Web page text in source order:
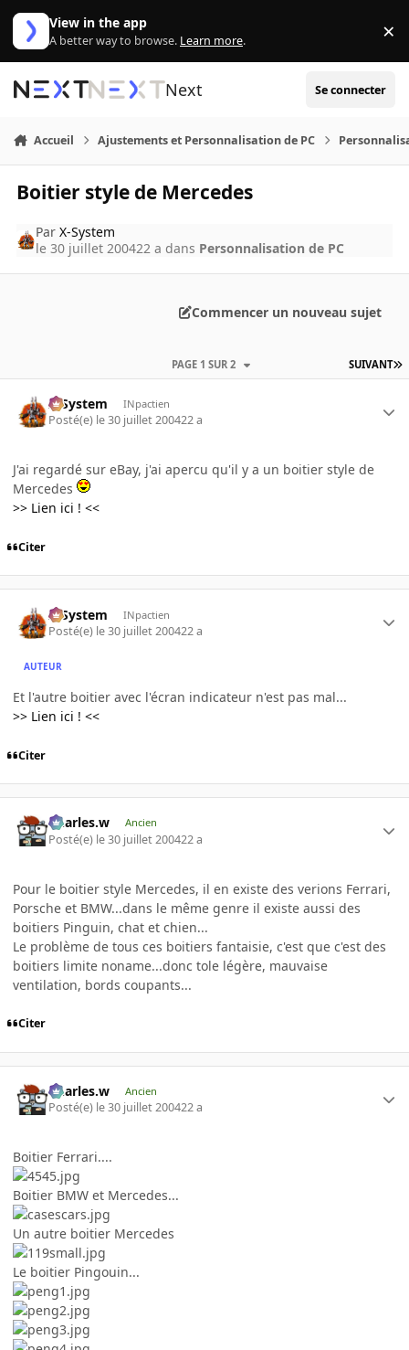
Aller au contenu
View in the app
A better way to browse. Learn more. ×
Next Se connecter
Accueil Ajustements et Personnalisation de PC
Boitier style de Mercedes
ParX-System
le 30 juillet 200422 a dans Personnalisation de PC
Commencer un nouveau sujet
SUIVANT
PAGE 1 SUR 2
X-System INpactien
Posté(e) le 30 juillet 200422 a
J'ai regardé sur eBay, j'ai apercu qu'il y a un boitier style de
Mercedes
>> Lien ici ! <<
Citer
X-System INpactien
Posté(e) le 30 juillet 200422 a
AUTEUR
Et l'autre boitier avec l'écran indicateur n'est pas mal...
>> Lien ici ! <<
Citer
Charles.w Ancien
Posté(e) le 30 juillet 200422 a
Pour le boitier style Mercedes, il en existe des verions Ferrari,
Porsche et BMW...dans le même genre il existe aussi des
boitiers Pinguin, chat et chien...
Le problème de tous ces boitiers fantaisie, c'est que c'est des
boitiers limite noname...donc tole légère, mauvaise
ventilation, bords coupants...
Citer
Charles.w Ancien
Posté(e) le 30 juillet 200422 a
Boitier Ferrari....
Boitier BMW et Mercedes...
Un autre boitier Mercedes
Le boitier Pingouin...